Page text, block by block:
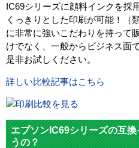
カラー
ブラッ
ク
シ
顔料・
染料
ICチッ
イプ
IC69シリーズに顔料インクを採
くっきりとした印刷が可能！（
に非常に強いこだわりを持って
けでなく、一般からビジネス面
是非お試しください。
詳しい比較記事はこちら
エプソンIC69シリーズの互
うの？